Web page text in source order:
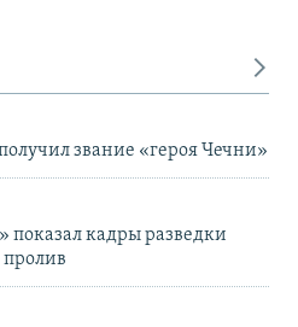
звание «героя Чечни»
показал кадры разведки
пролив